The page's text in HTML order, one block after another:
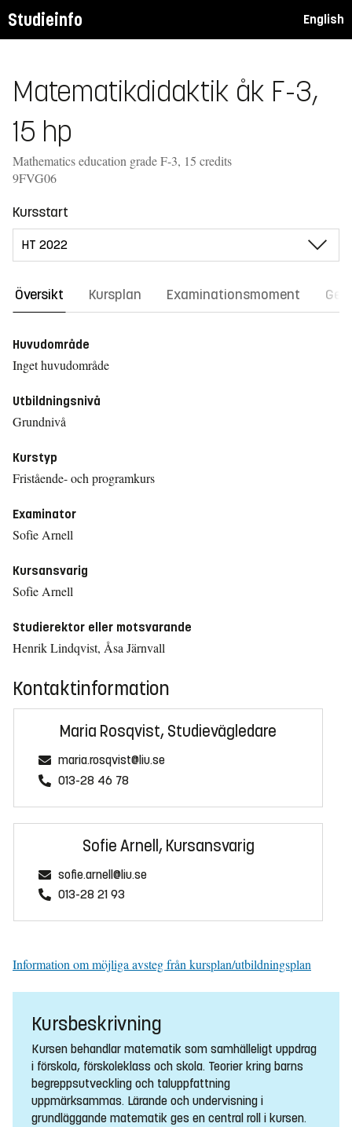
Studieinfo English
Matematikdidaktik åk F-3,
15 hp
Mathematics education grade F-3, 15 credits
9FVG06
Kursstart
Översikt Kursplan Examinationsmoment
Huvudområde
Inget huvudområde
Utbildningsnivå
Grundnivå
Kurstyp
Fristående- och programkurs
Examinator
Sofie Arnell
Kursansvarig
Sofie Arnell
Studierektor eller motsvarande
Henrik Lindqvist, Åsa Järnvall
Kontaktinformation
Maria Rosqvist, Studievägledare
maria.rosqvist@liu.se
013-28 46 78
Sofie Arnell, Kursansvarig
sofie.arnell@liu.se
013-28 21 93
Information om möjliga avsteg från kursplan/utbildningsplan
Kursbeskrivning
Kursen behandlar matematik som samhälleligt uppdrag
i förskola, förskoleklass och skola. Teorier kring barns
begreppsutveckling och taluppfattning
uppmärksammas. Lärande och undervisning i
grundläggande matematik ges en central roll i kursen.